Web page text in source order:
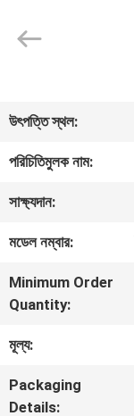
পণ্য
আমাদের
কারখানা
Garment
Accessories
উৎপত্তি স্থল:
পরিচিতিমুলক নাম:
সাক্ষ্যদান:
মডেল নম্বার:
Minimum Order
Quantity:
মূল্য:
Packaging
Details: